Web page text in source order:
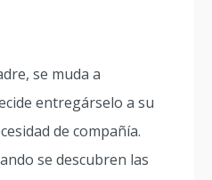
se muda a
entregárselo a su
de compañía.
se descubren las